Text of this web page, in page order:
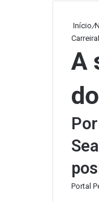
Início/
Carreira
A
Portal